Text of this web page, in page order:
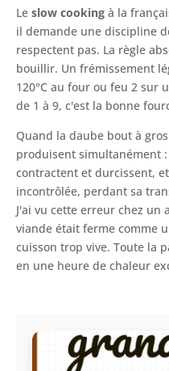
Le slow cooking à la
il demande une discipline
respectent pas. La règle
bouillir. Un frémissement
120°C au four ou feu 2 sur
de 1 à 9, c'est la bonne
Quand la daube bout à
produisent simultanément
contractent et durcissent,
incontrôlée, perdant sa
J'ai vu cette erreur chez un
viande était ferme comme
cuisson trop vive. Toute la
en une heure de chaleur